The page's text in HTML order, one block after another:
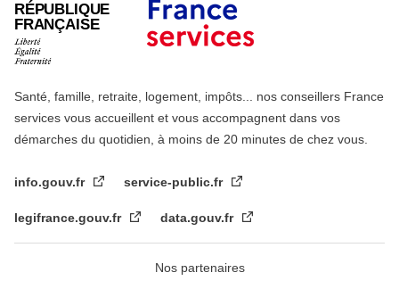
RÉPUBLIQUE
FRANÇAISE
Santé, famille, retraite, logement, impôts... nos conseillers France
services vous accueillent et vous accompagnent dans vos
démarches du quotidien, à moins de 20 minutes de chez vous.
info.gouv.fr service-public.fr
legifrance.gouv.fr data.gouv.fr
Nos partenaires